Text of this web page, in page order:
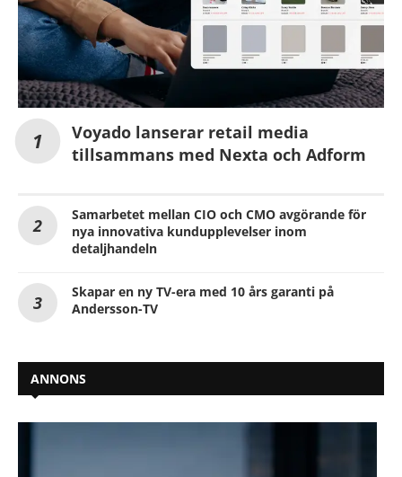
Voyado lanserar retail media
tillsammans med Nexta och Adform
Samarbetet mellan CIO och CMO avgörande för
nya innovativa kundupplevelser inom
detaljhandeln
Skapar en ny TV-era med 10 års garanti på
Andersson-TV
ANNONS